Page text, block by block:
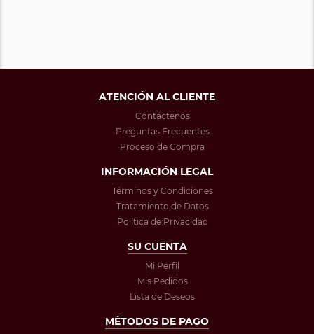
ATENCIÓN AL CLIENTE
Contáctenos
Preguntas Frecuentes
Proceso de Compra
INFORMACIÓN LEGAL
Términos y Condiciones
Tratamiento de Datos
Política de Privacidad
SU CUENTA
Mi Perfil
Mis Pedidos
Lista de Deseos
MÉTODOS DE PAGO